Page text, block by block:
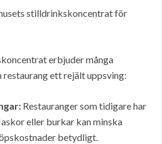
stilldrinkskoncentrat för
erbjuder många
restaurang ett rejält uppsving:
Restauranger som tidigare har
eller burkar kan minska
betydligt.